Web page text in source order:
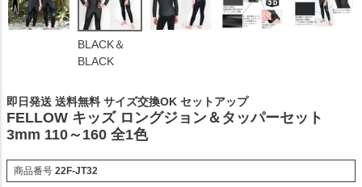
BLACK＆
BLACK
即日発送 送料無料 サイズ交換OK セットアップ
FELLOW キッズ ロングジョン＆タッパーセット
3mm 110～160 全1色
商品番号 22F-JT32